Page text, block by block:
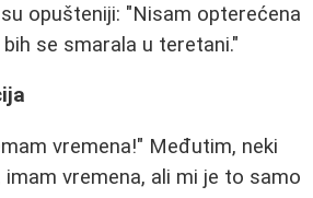
opušteniji: "Nisam opterećena
se smarala u teretani."
vremena!" Međutim, neki
imam vremena, ali mi je to samo